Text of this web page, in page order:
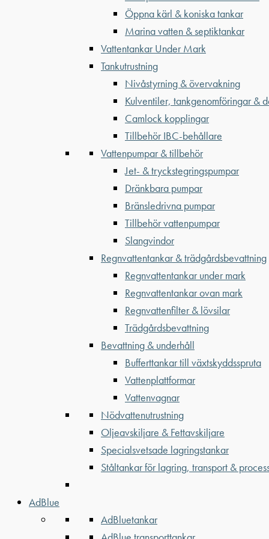
Öppna kärl & koniska tankar
Marina vatten & septiktankar
Vattentankar Under Mark
Tankutrustning
Nivåstyrning & övervakning
Kulventiler, tankgenomföringar &
Camlock kopplingar
Tillbehör IBC-behållare
Vattenpumpar & tillbehör
Jet- & tryckstegringspumpar
Dränkbara pumpar
Bränsledrivna pumpar
Tillbehör vattenpumpar
Slangvindor
Regnvattentankar & trädgårdsbevattning
Regnvattentankar under mark
Regnvattentankar ovan mark
Regnvattenfilter & lövsilar
Trädgårdsbevattning
Bevattning & underhåll
Bufferttankar till växtskyddsspruta
Vattenplattformar
Vattenvagnar
Nödvattenutrustning
Oljeavskiljare & Fettavskiljare
Specialsvetsade lagringstankar
Ståltankar för lagring, transport &
AdBlue
AdBluetankar